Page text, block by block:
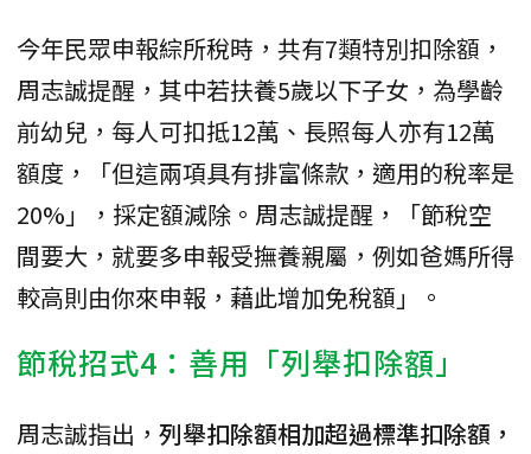
今年民眾申報綜所稅時，共有7類特別扣除額，
周志誠提醒，其中若扶養5歲以下子女，為學齡
前幼兒，每人可扣抵12萬、長照每人亦有12萬
額度，「但這兩項具有排富條款，適用的稅率是
20%」，採定額減除。周志誠提醒，「節稅空
間要大，就要多申報受撫養親屬，例如爸媽所得
較高則由你來申報，藉此增加免稅額」。
節稅招式4：善用「列舉扣除額」
周志誠指出， 列舉扣除額相加超過標準扣除額，